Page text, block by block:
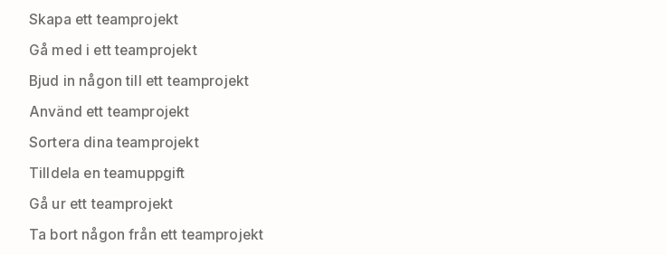
Skapa ett teamprojekt
Gå med i ett teamprojekt
Bjud in någon till ett teamprojekt
Använd ett teamprojekt
Sortera dina teamprojekt
Tilldela en teamuppgift
Gå ur ett teamprojekt
Ta bort någon från ett teamprojekt